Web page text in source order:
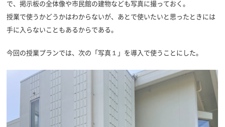
で、掲示板の全体像や市民館の建物なども写真に撮っておく。
授業で使うかどうかはわからないが、あとで使いたいと思ったときには
手に入らないこともあるからである。
今回の授業プランでは、次の「写真１」を導入で使うことにした。